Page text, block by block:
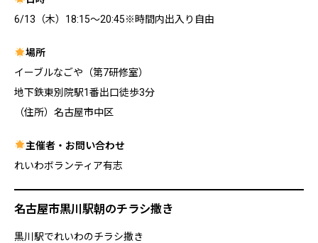
6/13（木）18:15〜20:45※時間内出入り自由
場所
イーブルなごや（第7研修室）
地下鉄東別院駅1番出口徒歩3分
（住所）名古屋市中区
主催者・お問い合わせ
れいわボランティア有志
名古屋市黒川駅朝のチラシ撒き
黒川駅でれいわのチラシ撒き